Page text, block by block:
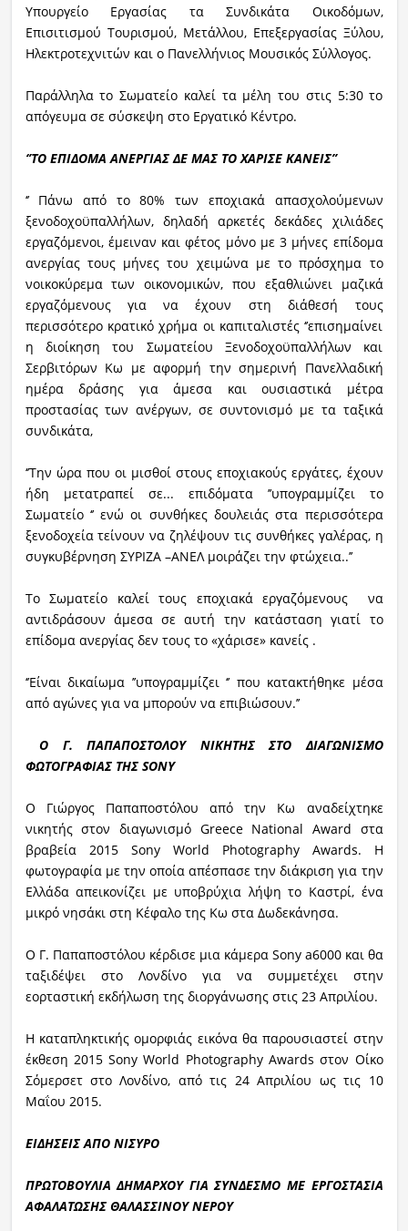
Υπουργείο Εργασίας τα Συνδικάτα Οικοδόμων,
Επισιτισμού Τουρισμού, Μετάλλου, Επεξεργασίας Ξύλου,
Ηλεκτροτεχνιτών και ο Πανελλήνιος Μουσικός Σύλλογος.
Παράλληλα το Σωματείο καλεί τα μέλη του στις 5:30 το
απόγευμα σε σύσκεψη στο Εργατικό Κέντρο.
‘’ΤΟ ΕΠΙΔΟΜΑ ΑΝΕΡΓΙΑΣ ΔΕ ΜΑΣ ΤΟ ΧΑΡΙΣΕ ΚΑΝΕΙΣ’’
‘’ Πάνω από το 80% των εποχιακά απασχολούμενων
ξενοδοχοϋπαλλήλων, δηλαδή αρκετές δεκάδες χιλιάδες
εργαζόμενοι, έμειναν και φέτος μόνο με 3 μήνες επίδομα
ανεργίας τους μήνες του χειμώνα με το πρόσχημα το
νοικοκύρεμα των οικονομικών, που εξαθλιώνει μαζικά
εργαζόμενους για να έχουν στη διάθεσή τους
περισσότερο κρατικό χρήμα οι καπιταλιστές ‘’επισημαίνει
η διοίκηση του Σωματείου Ξενοδοχοϋπαλλήλων και
Σερβιτόρων Κω με αφορμή την σημερινή Πανελλαδική
ημέρα δράσης για άμεσα και ουσιαστικά μέτρα
προστασίας των ανέργων, σε συντονισμό με τα ταξικά
συνδικάτα,
‘’Την ώρα που οι μισθοί στους εποχιακούς εργάτες, έχουν
ήδη μετατραπεί σε... επιδόματα ’’υπογραμμίζει το
Σωματείο ‘’ ενώ οι συνθήκες δουλειάς στα περισσότερα
ξενοδοχεία τείνουν να ζηλέψουν τις συνθήκες γαλέρας, η
συγκυβέρνηση ΣΥΡΙΖΑ –ΑΝΕΛ μοιράζει την φτώχεια..’’
Το Σωματείο καλεί τους εποχιακά εργαζόμενους να
αντιδράσουν άμεσα σε αυτή την κατάσταση γιατί το
επίδομα ανεργίας δεν τους το «χάρισε» κανείς .
‘’Είναι δικαίωμα ’’υπογραμμίζει ‘’ που κατακτήθηκε μέσα
από αγώνες για να μπορούν να επιβιώσουν.’’
Ο Γ. ΠΑΠΑΠΟΣΤΟΛΟΥ ΝΙΚΗΤΗΣ ΣΤΟ ΔΙΑΓΩΝΙΣΜΟ
ΦΩΤΟΓΡΑΦΙΑΣ ΤΗΣ SONY
O Γιώργος Παπαποστόλου από την Κω αναδείχτηκε
νικητής στον διαγωνισμό Greece National Award στα
βραβεία 2015 Sony World Photography Awards. H
φωτογραφία με την οποία απέσπασε την διάκριση για την
Ελλάδα απεικονίζει με υποβρύχια λήψη το Καστρί, ένα
μικρό νησάκι στη Κέφαλο της Κω στα Δωδεκάνησα.
Ο Γ. Παπαποστόλου κέρδισε μια κάμερα Sony a6000 και θα
ταξιδέψει στο Λονδίνο για να συμμετέχει στην
εορταστική εκδήλωση της διοργάνωσης στις 23 Απριλίου.
Η καταπληκτικής ομορφιάς εικόνα θα παρουσιαστεί στην
έκθεση 2015 Sony World Photography Awards στον Οίκο
Σόμερσετ στο Λονδίνο, από τις 24 Απριλίου ως τις 10
Μαΐου 2015.
ΕΙΔΗΣΕΙΣ ΑΠΟ ΝΙΣΥΡΟ
ΠΡΩΤΟΒΟΥΛΙΑ ΔΗΜΑΡΧΟΥ ΓΙΑ ΣΥΝΔΕΣΜΟ ΜΕ ΕΡΓΟΣΤΑΣΙΑ
ΑΦΑΛΑΤΩΣΗΣ ΘΑΛΑΣΣΙΝΟΥ ΝΕΡΟΥ